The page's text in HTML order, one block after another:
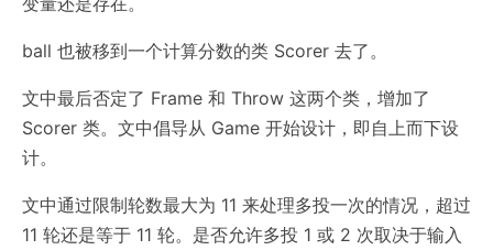
ball 也被移到一个计算分数的类 Scorer 去了。
文中最后否定了 Frame 和 Throw 这两个类，增加了
Scorer 类。文中倡导从 Game 开始设计，即自上而下设
计。
文中通过限制轮数最大为 11 来处理多投一次的情况，超过
11 轮还是等于 11 轮。是否允许多投 1 或 2 次取决于输入